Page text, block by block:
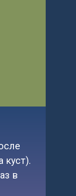
куст).
в